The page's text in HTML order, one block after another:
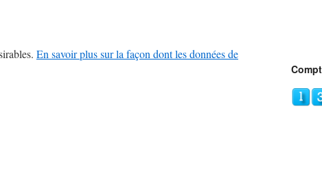
En savoir plus sur la façon dont les données de